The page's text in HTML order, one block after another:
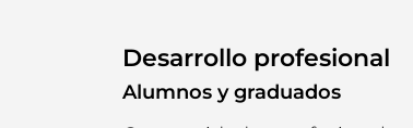
Desarrollo profesional
Alumnos y graduados